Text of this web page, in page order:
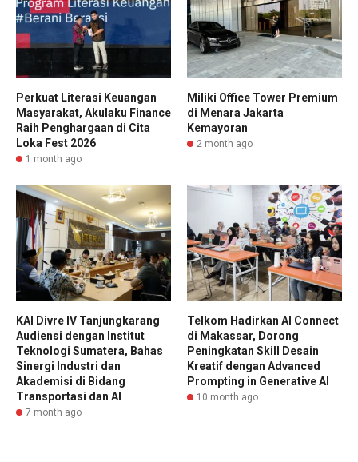
Perkuat Literasi Keuangan
Masyarakat, Akulaku Finance
Raih Penghargaan di Cita
Loka Fest 2026
1 month ago
Miliki Office Tower Premium
di Menara Jakarta
Kemayoran
2 month ago
KAI Divre IV Tanjungkarang
Audiensi dengan Institut
Teknologi Sumatera, Bahas
Sinergi Industri dan
Akademisi di Bidang
Transportasi dan AI
7 month ago
Telkom Hadirkan AI Connect
di Makassar, Dorong
Peningkatan Skill Desain
Kreatif dengan Advanced
Prompting in Generative AI
10 month ago